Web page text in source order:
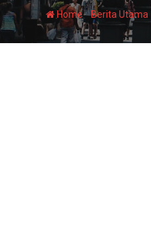
Home-Berita Utama